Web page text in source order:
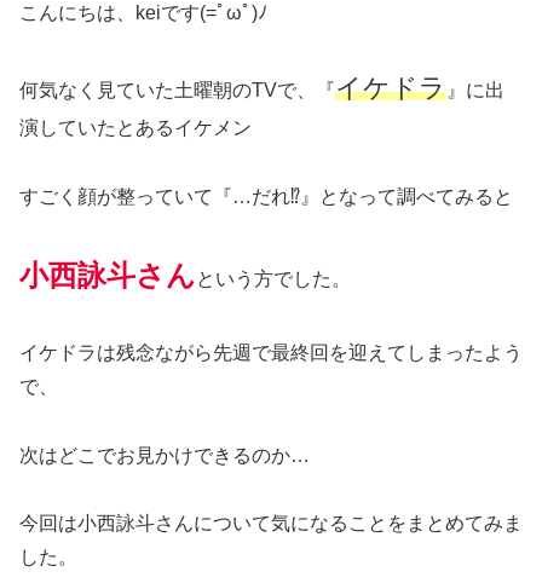
こんにちは、keiです(=ﾟωﾟ)ﾉ
何気なく見ていた土曜朝のTVで、『 イケドラ』に出
演していたとあるイケメン
すごく顔が整っていて『…だれ⁉︎』となって調べてみると
小西詠斗さんという方でした。
イケドラは残念ながら先週で最終回を迎えてしまったよう
で、
次はどこでお見かけできるのか…
今回は小西詠斗さんについて気になることをまとめてみま
した。